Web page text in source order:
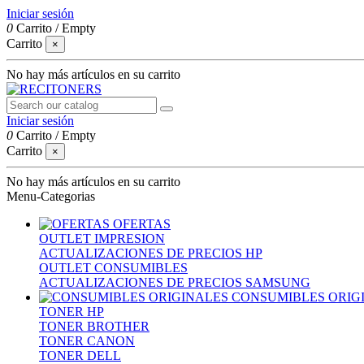
Iniciar sesión
0 Carrito /Empty
Carrito
×
No hay más artículos en su carrito
Iniciar sesión
0 Carrito /Empty
Carrito
×
No hay más artículos en su carrito
Menu-Categorias
OFERTAS
OUTLET IMPRESION
ACTUALIZACIONES DE PRECIOS HP
OUTLET CONSUMIBLES
ACTUALIZACIONES DE PRECIOS SAMSUNG
CONSUMIBLES
TONER HP
TONER BROTHER
TONER CANON
TONER DELL